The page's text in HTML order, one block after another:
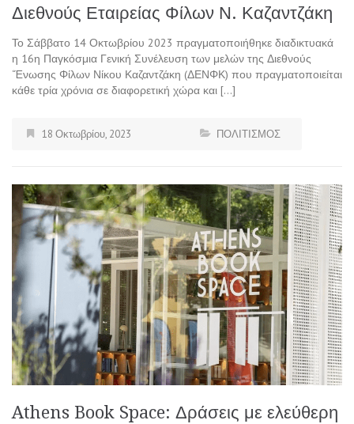
Διεθνούς Εταιρείας Φίλων Ν. Καζαντζάκη
Το Σάββατο 14 Οκτωβρίου 2023 πραγματοποιήθηκε διαδικτυακά
η 16η Παγκόσμια Γενική Συνέλευση των μελών της Διεθνούς
‘Ένωσης Φίλων Νίκου Καζαντζάκη (ΔΕΝΦΚ) που πραγματοποιείται
κάθε τρία χρόνια σε διαφορετική χώρα και […]
18 Οκτωβρίου, 2023 ΠΟΛΙΤΙΣΜΟΣ
Athens Book Space: Δράσεις με ελεύθερη